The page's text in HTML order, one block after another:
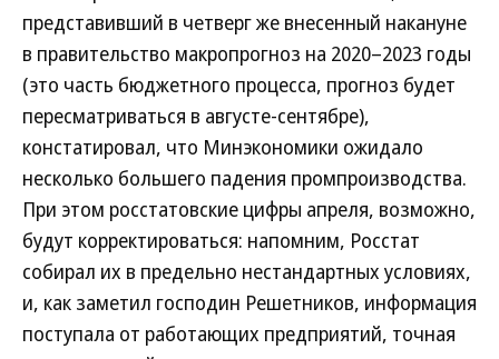
представивший в четверг же внесенный накануне
в правительство макропрогноз на 2020–2023 годы
(это часть бюджетного процесса, прогноз будет
пересматриваться в августе-сентябре),
констатировал, что Минэкономики ожидало
несколько большего падения промпроизводства.
При этом росстатовские цифры апреля, возможно,
будут корректироваться: напомним, Росстат
собирал их в предельно нестандартных условиях,
и, как заметил господин Решетников, информация
поступала от работающих предприятий, точная